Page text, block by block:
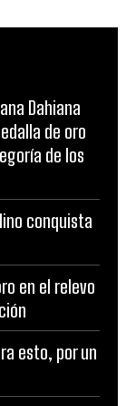
Dahiana
de oro
de los
conquista
en el relevo
esto, por un